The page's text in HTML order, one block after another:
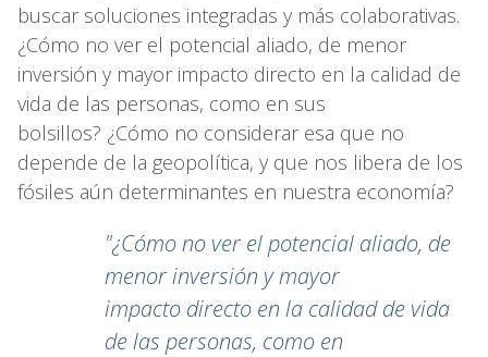
buscar soluciones integradas y más colaborativas.
¿Cómo no ver el potencial aliado, de menor
inversión y mayor impacto directo en la calidad de
vida de las personas, como en sus
bolsillos? ¿Cómo no considerar esa que no
depende de la geopolítica, y que nos libera de los
fósiles aún determinantes en nuestra economía?
"¿Cómo no ver el potencial aliado, de
menor inversión y mayor
impacto directo en la calidad de vida
de las personas, como en